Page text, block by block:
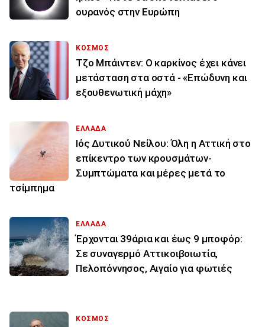
ουρανός στην Ευρώπη
ΚΟΣΜΟΣ
Τζο Μπάιντεν: Ο καρκίνος έχει κάνει
μετάσταση στα οστά - «Επώδυνη και
εξουθενωτική μάχη»
ΕΛΛΑΔΑ
Ιός Δυτικού Νείλου: Όλη η Αττική στο
επίκεντρο των κρουσμάτων-
Συμπτώματα και μέρες μετά το
τσίμπημα
ΕΛΛΑΔΑ
Έρχονται 39άρια και έως 9 μποφόρ:
Σε συναγερμό Αττικοιβοιωτία,
Πελοπόννησος, Αιγαίο για φωτιές
ΚΟΣΜΟΣ